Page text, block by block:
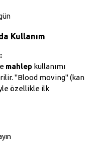
Kullanım
mahlep kullanımı
"Blood moving" (kan
özellikle ilk